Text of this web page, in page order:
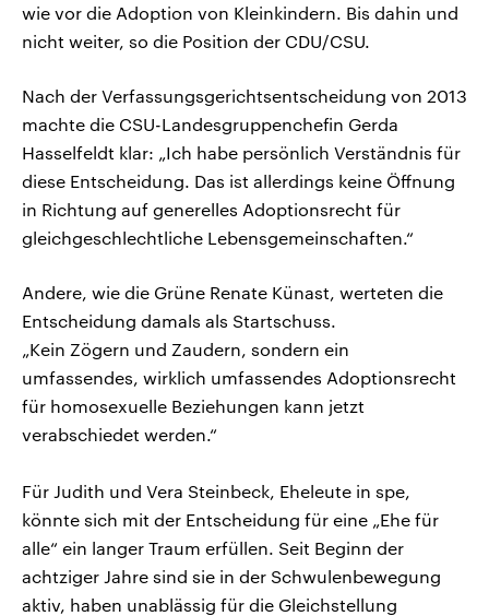
wie vor die Adoption von Kleinkindern. Bis dahin und
nicht weiter, so die Position der CDU/CSU.
Nach der Verfassungsgerichtsentscheidung von 2013
machte die CSU-Landesgruppenchefin Gerda
Hasselfeldt klar: „Ich habe persönlich Verständnis für
diese Entscheidung. Das ist allerdings keine Öffnung
in Richtung auf generelles Adoptionsrecht für
gleichgeschlechtliche Lebensgemeinschaften.“
Andere, wie die Grüne Renate Künast, werteten die
Entscheidung damals als Startschuss.
„Kein Zögern und Zaudern, sondern ein
umfassendes, wirklich umfassendes Adoptionsrecht
für homosexuelle Beziehungen kann jetzt
verabschiedet werden.“
Für Judith und Vera Steinbeck, Eheleute in spe,
könnte sich mit der Entscheidung für eine „Ehe für
alle“ ein langer Traum erfüllen. Seit Beginn der
achtziger Jahre sind sie in der Schwulenbewegung
aktiv, haben unablässig für die Gleichstellung